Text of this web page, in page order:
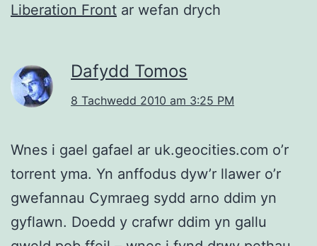
Liberation Front ar wefan drych
Dafydd Tomos
8 Tachwedd 2010 am 3:25 PM
Wnes i gael gafael ar uk.geocities.com o’r
torrent yma. Yn anffodus dyw’r llawer o’r
gwefannau Cymraeg sydd arno ddim yn
gyflawn. Doedd y crafwr ddim yn gallu